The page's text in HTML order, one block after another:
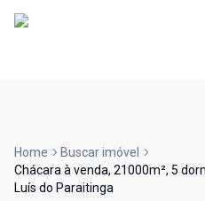
Home
Buscar imóvel
Chácara à venda, 21000m², 5
Luís do Paraitinga